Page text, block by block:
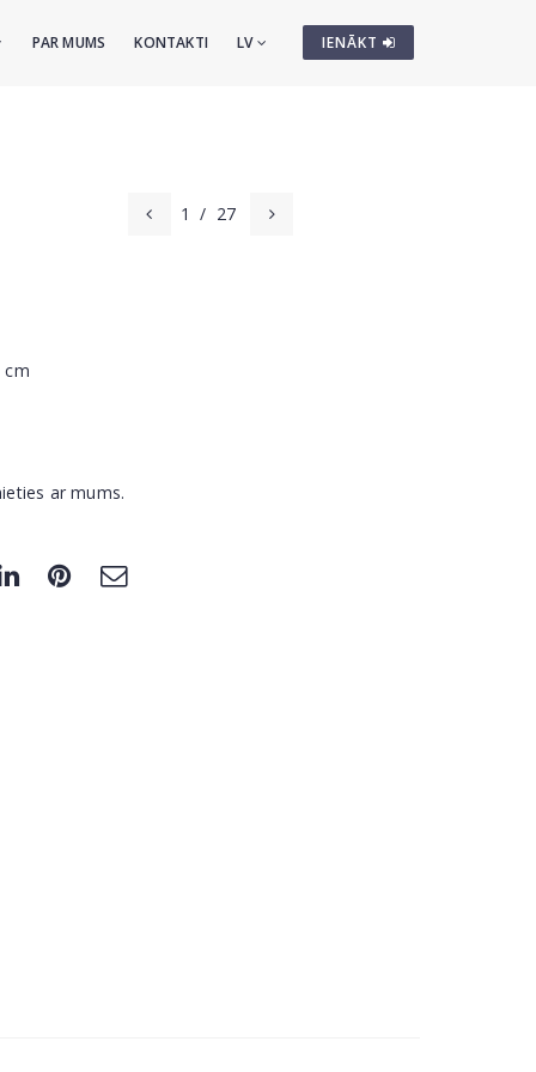
IENĀKT
PAR MUMS KONTAKTI LV
1 / 27
cm
ar mums.